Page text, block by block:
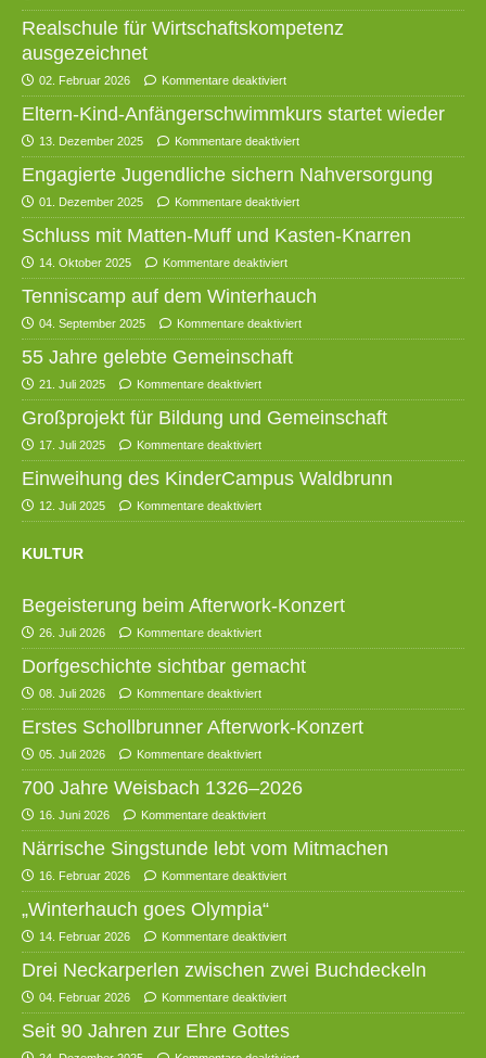
Realschule für Wirtschaftskompetenz
ausgezeichnet
02. Februar 2026 Kommentare deaktiviert
Eltern-Kind-Anfängerschwimmkurs startet wieder
13. Dezember 2025 Kommentare deaktiviert
Engagierte Jugendliche sichern Nahversorgung
01. Dezember 2025 Kommentare deaktiviert
Schluss mit Matten-Muff und Kasten-Knarren
14. Oktober 2025 Kommentare deaktiviert
Tenniscamp auf dem Winterhauch
04. September 2025 Kommentare deaktiviert
55 Jahre gelebte Gemeinschaft
21. Juli 2025 Kommentare deaktiviert
Großprojekt für Bildung und Gemeinschaft
17. Juli 2025 Kommentare deaktiviert
Einweihung des KinderCampus Waldbrunn
12. Juli 2025 Kommentare deaktiviert
KULTUR
Begeisterung beim Afterwork-Konzert
26. Juli 2026 Kommentare deaktiviert
Dorfgeschichte sichtbar gemacht
08. Juli 2026 Kommentare deaktiviert
Erstes Schollbrunner Afterwork-Konzert
05. Juli 2026 Kommentare deaktiviert
700 Jahre Weisbach 1326–2026
16. Juni 2026 Kommentare deaktiviert
Närrische Singstunde lebt vom Mitmachen
16. Februar 2026 Kommentare deaktiviert
„Winterhauch goes Olympia“
14. Februar 2026 Kommentare deaktiviert
Drei Neckarperlen zwischen zwei Buchdeckeln
04. Februar 2026 Kommentare deaktiviert
Seit 90 Jahren zur Ehre Gottes